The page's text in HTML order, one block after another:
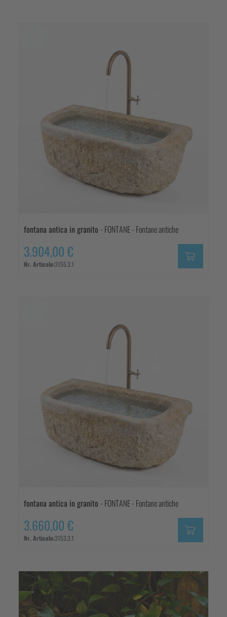
fontana antica in granito - FONTANE - Fontane antiche
3.904,00 €
Nr. Articolo:3155.3.1
fontana antica in granito - FONTANE - Fontane antiche
3.660,00 €
Nr. Articolo:3153.3.1